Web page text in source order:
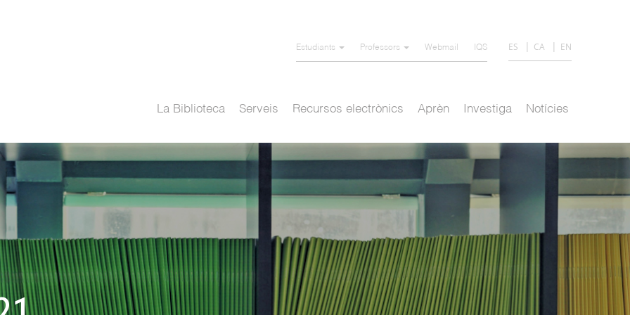
Estudiants Professors Webmail IQS ES CA EN
La Biblioteca Serveis Recursos electrònics Aprèn Investiga Notícies